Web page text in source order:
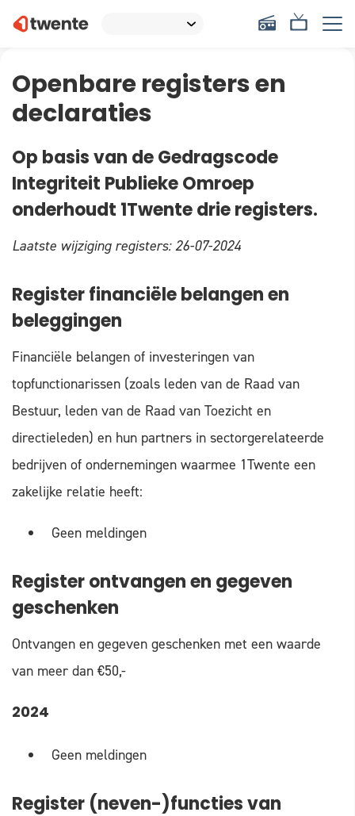
Openbare registers en
declaraties
Op basis van de Gedragscode
Integriteit Publieke Omroep
onderhoudt 1Twente drie registers.
Laatste wijziging registers: 26-07-2024
Register financiële belangen en
beleggingen
Financiële belangen of investeringen van
topfunctionarissen (zoals leden van de Raad van
Bestuur, leden van de Raad van Toezicht en
directieleden) en hun partners in sectorgerelateerde
bedrijven of ondernemingen waarmee 1Twente een
zakelijke relatie heeft:
Geen meldingen
Register ontvangen en gegeven
geschenken
Ontvangen en gegeven geschenken met een waarde
van meer dan €50,-
2024
Geen meldingen
Register (neven-)functies van